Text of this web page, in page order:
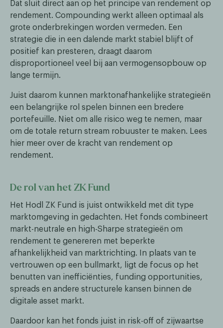
Dat sluit direct aan op het principe van rendement op
rendement. Compounding werkt alleen optimaal als
grote onderbrekingen worden vermeden. Een
strategie die in een dalende markt stabiel blijft of
positief kan presteren, draagt daarom
disproportioneel veel bij aan vermogensopbouw op
lange termijn.
Juist daarom kunnen marktonafhankelijke strategieën
een belangrijke rol spelen binnen een bredere
portefeuille. Niet om alle risico weg te nemen, maar
om de totale return stream robuuster te maken. Lees
hier meer over de kracht van rendement op
rendement.
De rol van het ZK Fund
Het Hodl ZK Fund is juist ontwikkeld met dit type
marktomgeving in gedachten. Het fonds combineert
markt-neutrale en high-Sharpe strategieën om
rendement te genereren met beperkte
afhankelijkheid van marktrichting. In plaats van te
vertrouwen op een bullmarkt, ligt de focus op het
benutten van inefficiënties, funding opportunities,
spreads en andere structurele kansen binnen de
digitale asset markt.
Daardoor kan het fonds juist in risk-off of zijwaartse